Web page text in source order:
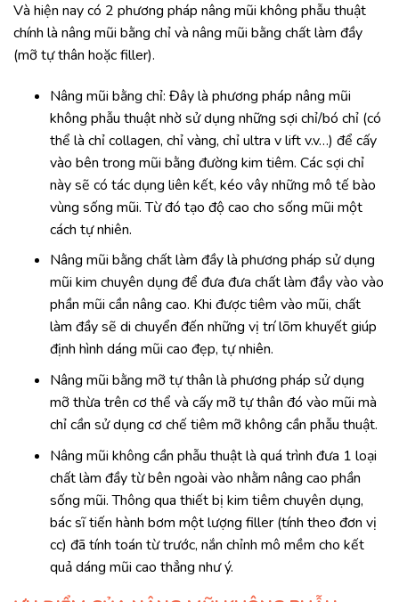
Và hiện nay có 2 phương pháp nâng mũi không phẫu thuật
chính là nâng mũi bằng chỉ và nâng mũi bằng chất làm đầy
(mỡ tự thân hoặc filler).
Nâng mũi bằng chỉ: Đây là phương pháp nâng mũi
không phẫu thuật nhờ sử dụng những sợi chỉ/bó chỉ (có
thể là chỉ collagen, chỉ vàng, chỉ ultra v lift v.v…) để cấy
vào bên trong mũi bằng đường kim tiêm. Các sợi chỉ
này sẽ có tác dụng liên kết, kéo vây những mô tế bào
vùng sống mũi. Từ đó tạo độ cao cho sống mũi một
cách tự nhiên.
Nâng mũi bằng chất làm đầy là phương pháp sử dụng
mũi kim chuyên dụng để đưa đưa chất làm đầy vào vào
phần mũi cần nâng cao. Khi được tiêm vào mũi, chất
làm đầy sẽ di chuyển đến những vị trí lõm khuyết giúp
định hình dáng mũi cao đẹp, tự nhiên.
Nâng mũi bằng mỡ tự thân là phương pháp sử dụng
mỡ thừa trên cơ thể và cấy mỡ tự thân đó vào mũi mà
chỉ cần sử dụng cơ chế tiêm mỡ không cần phẫu thuật.
Nâng mũi không cần phẫu thuật là quá trình đưa 1 loại
chất làm đầy từ bên ngoài vào nhằm nâng cao phần
sống mũi. Thông qua thiết bị kim tiêm chuyên dụng,
bác sĩ tiến hành bơm một lượng filler (tính theo đơn vị
cc) đã tính toán từ trước, nắn chỉnh mô mềm cho kết
quả dáng mũi cao thẳng như ý.